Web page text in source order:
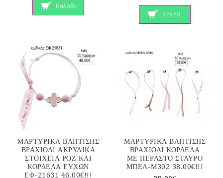
Καλάθι
Καλάθι
ΜΑΡΤΥΡΙΚΑ ΒΑΠΤΙΣΗΣ
ΒΡΑΧΙΟΛΙ ΑΚΡΥΛΙΚΑ
ΣΤΟΙΧΕΙΑ ΡΟΖ ΚΑΙ
ΚΟΡΔΕΛΑ ΕΥΧΩΝ
ΕΦ-21631 46.00€!!!
ΜΑΡΤΥΡΙΚΑ ΒΑΠΤΙΣΗΣ
ΒΡΑΧΙΟΛΙ ΚΟΡΔΕΛΑ
ΜΕ ΠΕΡΑΣΤΟ ΣΤΑΥΡΟ
ΜΠΕΛ-Μ302 38.00€!!!